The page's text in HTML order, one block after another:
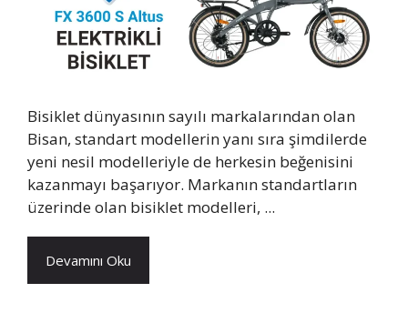
Bisiklet dünyasının sayılı markalarından olan
Bisan, standart modellerin yanı sıra şimdilerde
yeni nesil modelleriyle de herkesin beğenisini
kazanmayı başarıyor. Markanın standartların
üzerinde olan bisiklet modelleri, ...
Devamını Oku